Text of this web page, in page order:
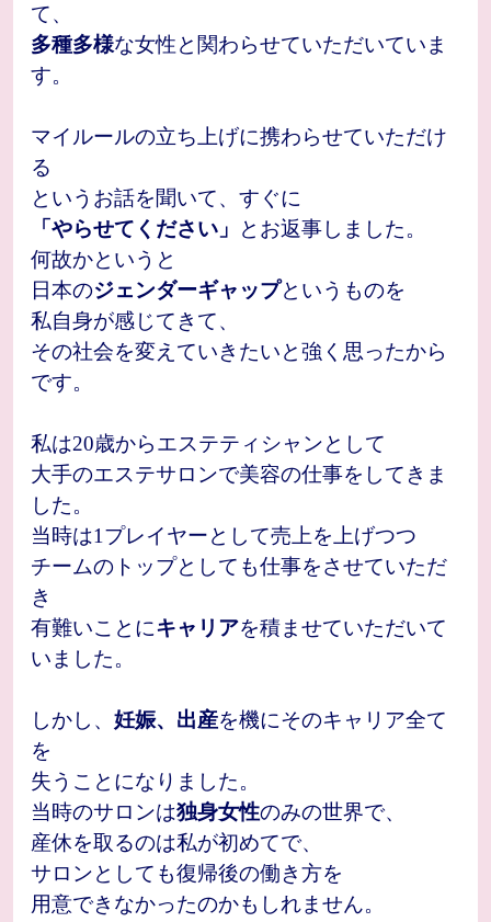
て、
多種多様な女性と関わらせていただいていま
す。
マイルールの立ち上げに携わらせていただけ
る
というお話を聞いて、すぐに
「やらせてください」
とお返事しました。
何故かというと
日本のジェンダーギャップというものを
私自身が感じてきて、
その社会を変えていきたいと強く思ったから
です。
私は20歳からエステティシャンとして
大手のエステサロンで美容の仕事をしてきま
した。
当時は1プレイヤーとして売上を上げつつ
チームのトップとしても仕事をさせていただ
き
有難いことにキャリアを積ませていただいて
いました。
しかし、 妊娠、出産を機にそのキャリア全て
を
失うことになりました。
当時のサロンは独身女性のみの世界で、
産休を取るのは私が初めてで、
サロンとしても復帰後の働き方を
用意できなかったのかもしれません。